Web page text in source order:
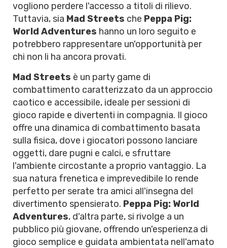
vogliono perdere l'accesso a titoli di rilievo.
Tuttavia, sia Mad Streets che Peppa Pig:
World Adventures hanno un loro seguito e
potrebbero rappresentare un'opportunità per
chi non li ha ancora provati.
Mad Streets è un party game di
combattimento caratterizzato da un approccio
caotico e accessibile, ideale per sessioni di
gioco rapide e divertenti in compagnia. Il gioco
offre una dinamica di combattimento basata
sulla fisica, dove i giocatori possono lanciare
oggetti, dare pugni e calci, e sfruttare
l'ambiente circostante a proprio vantaggio. La
sua natura frenetica e imprevedibile lo rende
perfetto per serate tra amici all'insegna del
divertimento spensierato. Peppa Pig: World
Adventures, d'altra parte, si rivolge a un
pubblico più giovane, offrendo un'esperienza di
gioco semplice e guidata ambientata nell'amato